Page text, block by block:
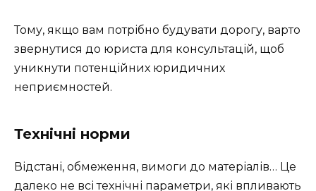
Тому, якщо вам потрібно будувати дорогу, варто
звернутися до юриста для консультацій, щоб
уникнути потенційних юридичних
неприємностей.
Технічні норми
Відстані, обмеження, вимоги до матеріалів… Це
далеко не всі технічні параметри, які впливають